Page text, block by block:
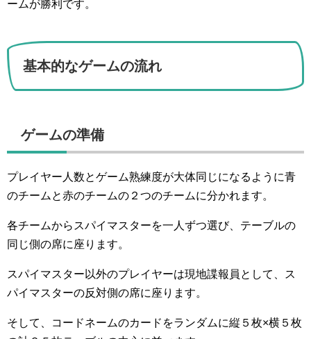
ームが勝利です。
基本的なゲームの流れ
ゲームの準備
プレイヤー人数とゲーム熟練度が大体同じになるように青
のチームと赤のチームの２つのチームに分かれます。
各チームからスパイマスターを一人ずつ選び、テーブルの
同じ側の席に座ります。
スパイマスター以外のプレイヤーは現地諜報員として、ス
パイマスターの反対側の席に座ります。
そして、コードネームのカードをランダムに縦５枚×横５枚